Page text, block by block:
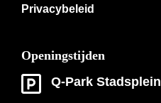
Privacybeleid
Openingstijden
Q-Park Stadsplein